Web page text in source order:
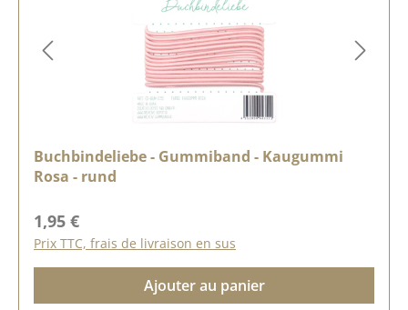
Buchbindeliebe - Gummiband - Kaugummi
Rosa - rund
Prix régulier :
1,95 €
Prix TTC, frais de livraison en sus
Ajouter au panier